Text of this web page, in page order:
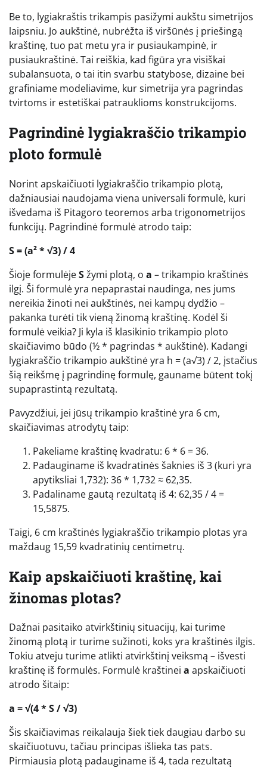
Be to, lygiakraštis trikampis pasižymi aukštu simetrijos
laipsniu. Jo aukštinė, nubrėžta iš viršūnės į priešingą
kraštinę, tuo pat metu yra ir pusiaukampinė, ir
pusiaukraštinė. Tai reiškia, kad figūra yra visiškai
subalansuota, o tai itin svarbu statybose, dizaine bei
grafiniame modeliavime, kur simetrija yra pagrindas
tvirtoms ir estetiškai patrauklioms konstrukcijoms.
Pagrindinė lygiakraščio trikampio
ploto formulė
Norint apskaičiuoti lygiakraščio trikampio plotą,
dažniausiai naudojama viena universali formulė, kuri
išvedama iš Pitagoro teoremos arba trigonometrijos
funkcijų. Pagrindinė formulė atrodo taip:
S = (a² * √3) / 4
Šioje formulėjeSžymi plotą, o a – trikampio kraštinės
ilgį. Ši formulė yra nepaprastai naudinga, nes jums
nereikia žinoti nei aukštinės, nei kampų dydžio –
pakanka turėti tik vieną žinomą kraštinę. Kodėl ši
formulė veikia? Ji kyla iš klasikinio trikampio ploto
skaičiavimo būdo (½ * pagrindas * aukštinė). Kadangi
lygiakraščio trikampio aukštinė yra h = (a√3) / 2, įstačius
šią reikšmę į pagrindinę formulę, gauname būtent tokį
supaprastintą rezultatą.
Pavyzdžiui, jei jūsų trikampio kraštinė yra 6 cm,
skaičiavimas atrodytų taip:
Pakeliame kraštinę kvadratu: 6 * 6 = 36.
Padauginame iš kvadratinės šaknies iš 3 (kuri yra
apytiksliai 1,732): 36 * 1,732 ≈ 62,35.
Padaliname gautą rezultatą iš 4: 62,35 / 4 =
15,5875.
Taigi, 6 cm kraštinės lygiakraščio trikampio plotas yra
maždaug 15,59 kvadratinių centimetrų.
Kaip apskaičiuoti kraštinę, kai
žinomas plotas?
Dažnai pasitaiko atvirkštinių situacijų, kai turime
žinomą plotą ir turime sužinoti, koks yra kraštinės ilgis.
Tokiu atveju turime atlikti atvirkštinį veiksmą – išvesti
kraštinę iš formulės. Formulė kraštinei a apskaičiuoti
atrodo šitaip:
a = √(4 * S / √3)
Šis skaičiavimas reikalauja šiek tiek daugiau darbo su
skaičiuotuvu, tačiau principas išlieka tas pats.
Pirmiausia plotą padauginame iš 4, tada rezultatą